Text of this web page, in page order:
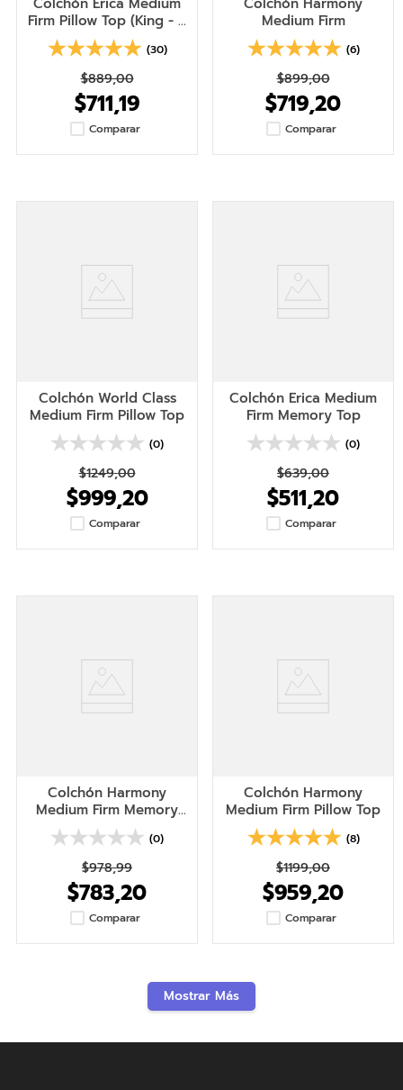
Firm Pillow Top (King - 3
plazas)
(30)
$889,00
$711,19
Comparar
Medium Firm
(6)
$899,00
$719,20
Comparar
Colchón World Class
Medium Firm Pillow Top
(0)
$1249,00
$999,20
Comparar
Colchón Erica Medium
Firm Memory Top
(0)
$639,00
$511,20
Comparar
Colchón Harmony
Medium Firm Memory
Top (Twin - 1 1/2 plazas)
(0)
$978,99
$783,20
Comparar
Colchón Harmony
Medium Firm Pillow Top
(8)
$1199,00
$959,20
Comparar
Mostrar Más